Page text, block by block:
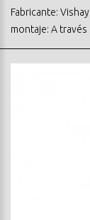
Fabricante:
montaje: A